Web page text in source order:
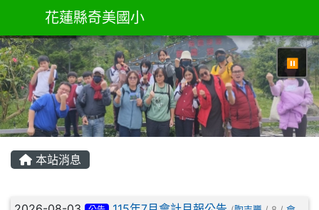
⏸
本站消息
花蓮縣奇美國小